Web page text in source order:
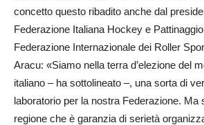
concetto questo ribadito anche dal
Federazione Italiana Hockey e
Federazione Internazionale dei Roller
Aracu: «Siamo nella terra d’elezione del
italiano – ha sottolineato –, una sorta di
laboratorio per la nostra Federazione. Ma
regione che è garanzia di serietà